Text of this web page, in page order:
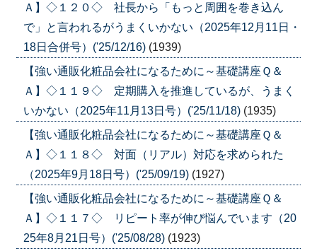
Ａ】◇１２０◇ 社長から「もっと周囲を巻き込ん
で」と言われるがうまくいかない（2025年12月11日・
18日合併号）('25/12/16) (1939)
【強い通販化粧品会社になるために～基礎講座Ｑ＆
Ａ】◇１１９◇ 定期購入を推進しているが、うまく
いかない（2025年11月13日号）('25/11/18) (1935)
【強い通販化粧品会社になるために～基礎講座Ｑ＆
Ａ】◇１１８◇ 対面（リアル）対応を求められた
（2025年9月18日号）('25/09/19) (1927)
【強い通販化粧品会社になるために～基礎講座Ｑ＆
Ａ】◇１１７◇ リピート率が伸び悩んでいます（20
25年8月21日号）('25/08/28) (1923)